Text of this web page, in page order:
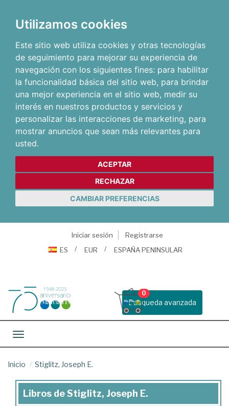
Utilizamos cookies
Este sitio web utiliza cookies y otras tecnologías
de seguimiento para mejorar su experiencia de
navegación con los siguientes fines: para habilitar
la funcionalidad básica del sitio web, para brindar
una mejor experiencia en el sitio web, medir su
interés en nuestros productos y servicios y
personalizar las interacciones de marketing, para
mostrar anuncios que sean más relevantes para
usted.
ACEPTAR
RECHAZAR
CAMBIAR PREFERENCIAS
Iniciar sesión
Registrarse
ES
EUR ESPAÑA PENINSULAR
Busqueda avanzada
0
Toggle navigation
Inicio Stiglitz, Joseph E.
Libros
Libros de Stiglitz, Joseph E.